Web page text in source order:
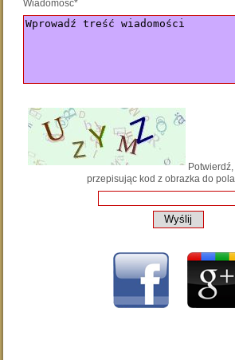
Wiadomość*
przepisując kod z obrazka do